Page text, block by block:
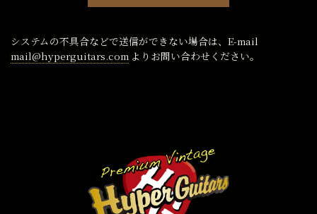
システムの不具合などで送信ができない場合は、E-mail
mail@hyperguitars.com よりお問い合わせください。